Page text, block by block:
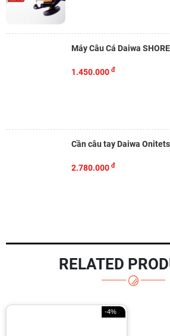
Máy Câu Cá Daiwa
1.450.000 đ
Cần câu tay Daiwa
2.780.000 đ
RELATED
-4%